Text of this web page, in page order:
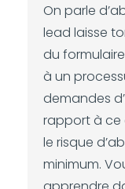
On parle
lead laisse
du
à un
demandes
rapport à ce
le risque
minimum.